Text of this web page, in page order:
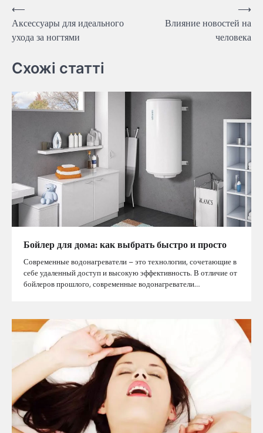
Навигация
по
записям
⟵
Аксессуары для идеального
ухода за ногтями
Влияние новостей на
человека
⟶
Схожі статті
Бойлер для дома: как выбрать быстро и просто
Современные водонагреватели – это технологии, сочетающие в
себе удаленный доступ и высокую эффективность. В отличие от
бойлеров прошлого, современные водонагреватели…